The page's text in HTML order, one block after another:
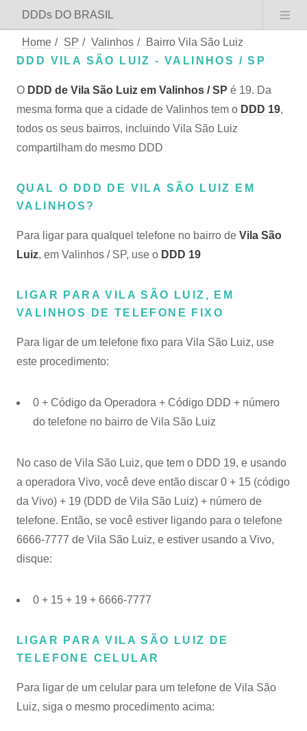
DDDs DO BRASIL
Home / SP / Valinhos /
Bairro Vila São Luiz
DDD VILA SÃO LUIZ - VALINHOS / SP
O DDD de Vila São Luiz em Valinhos / SP é 19. Da
mesma forma que a cidade de Valinhos tem o DDD 19,
todos os seus bairros, incluindo Vila São Luiz
compartilham do mesmo DDD
QUAL O DDD DE VILA SÃO LUIZ EM
VALINHOS?
Para ligar para qualquel telefone no bairro de Vila São
Luiz, em Valinhos / SP, use o DDD 19
LIGAR PARA VILA SÃO LUIZ, EM
VALINHOS DE TELEFONE FIXO
Para ligar de um telefone fixo para Vila São Luiz, use
este procedimento:
0 + Código da Operadora + Código DDD + número
do telefone no bairro de Vila São Luiz
No caso de Vila São Luiz, que tem o DDD 19, e usando
a operadora Vivo, você deve então discar 0 + 15 (código
da Vivo) + 19 (DDD de Vila São Luiz) + número de
telefone. Então, se você estiver ligando para o telefone
6666-7777 de Vila São Luiz, e estiver usando a Vivo,
disque:
0 + 15 + 19 + 6666-7777
LIGAR PARA VILA SÃO LUIZ DE
TELEFONE CELULAR
Para ligar de um celular para um telefone de Vila São
Luiz, siga o mesmo procedimento acima: